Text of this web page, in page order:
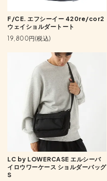
F/CE. エフシーイー 420re/cor2
ウェイショルダートート
19,800円(税込)
LC by LOWERCASE エルシーバ
イロウワーケース ショルダーバッグ
S